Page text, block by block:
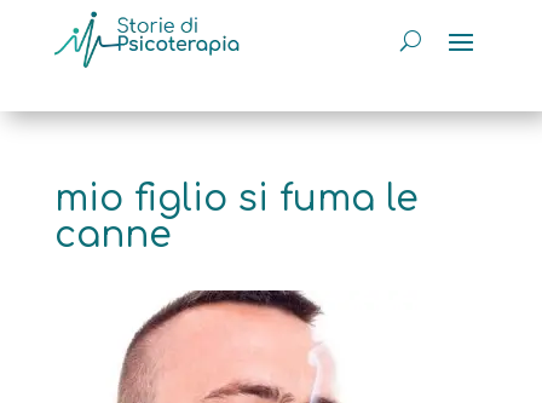
mio figlio si fuma le
canne